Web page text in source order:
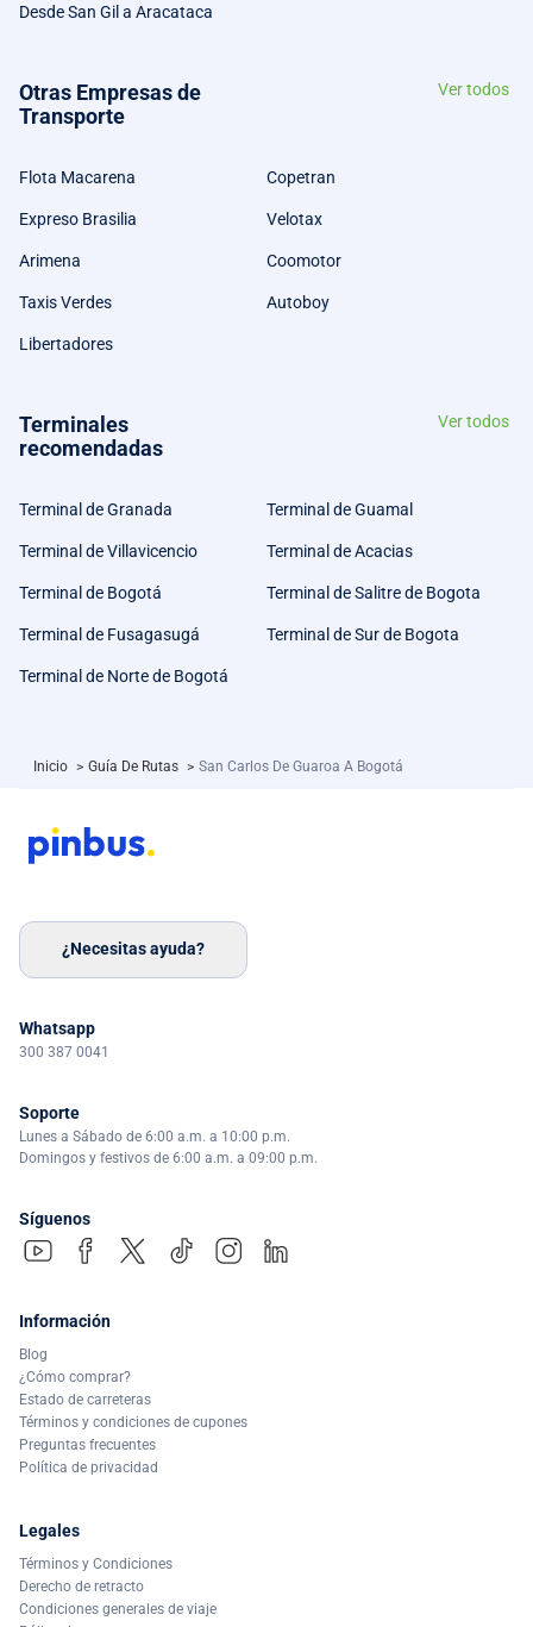
Desde San Gil a Aracataca
Otras Empresas de
Transporte
Ver todos
Flota Macarena Copetran
Expreso Brasilia Velotax
Arimena Coomotor
Taxis Verdes Autoboy
Libertadores
Terminales
recomendadas
Ver todos
Terminal de Granada Terminal de Guamal
Terminal de Villavicencio Terminal de Acacias
Terminal de Bogotá Terminal de Salitre de Bogota
Terminal de Fusagasugá Terminal de Sur de Bogota
Terminal de Norte de Bogotá
Inicio > Guía De Rutas > San Carlos De Guaroa A Bogotá
¿Necesitas ayuda?
Whatsapp
300 387 0041
Soporte
Lunes a Sábado de 6:00 a.m. a 10:00 p.m.
Domingos y festivos de 6:00 a.m. a 09:00 p.m.
Síguenos
Información
Blog
¿Cómo comprar?
Estado de carreteras
Términos y condiciones de cupones
Preguntas frecuentes
Política de privacidad
Legales
Términos y Condiciones
Derecho de retracto
Condiciones generales de viaje